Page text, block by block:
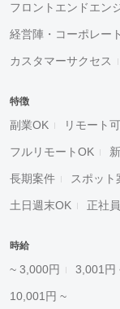
フロントエンドエン
経営陣・コーポレート
カスタマーサクセス
特徴
副業OK リモート可
フルリモートOK
長期案件 スポット
土日週末OK 正社
時給
~ 3,000円 3,001円
10,001円 ~